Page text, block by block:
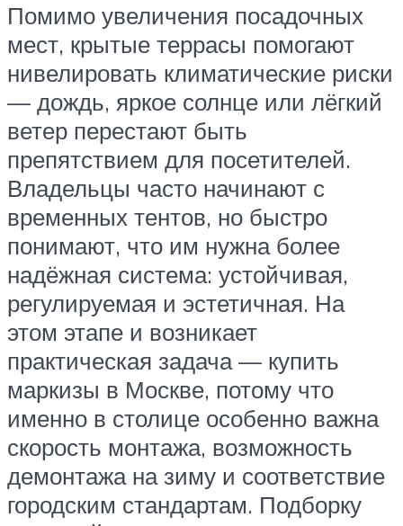
Помимо увеличения посадочных
мест, крытые террасы помогают
нивелировать климатические риски
— дождь, яркое солнце или лёгкий
ветер перестают быть
препятствием для посетителей.
Владельцы часто начинают с
временных тентов, но быстро
понимают, что им нужна более
надёжная система: устойчивая,
регулируемая и эстетичная. На
этом этапе и возникает
практическая задача — купить
маркизы в Москве, потому что
именно в столице особенно важна
скорость монтажа, возможность
демонтажа на зиму и соответствие
городским стандартам. Подборку